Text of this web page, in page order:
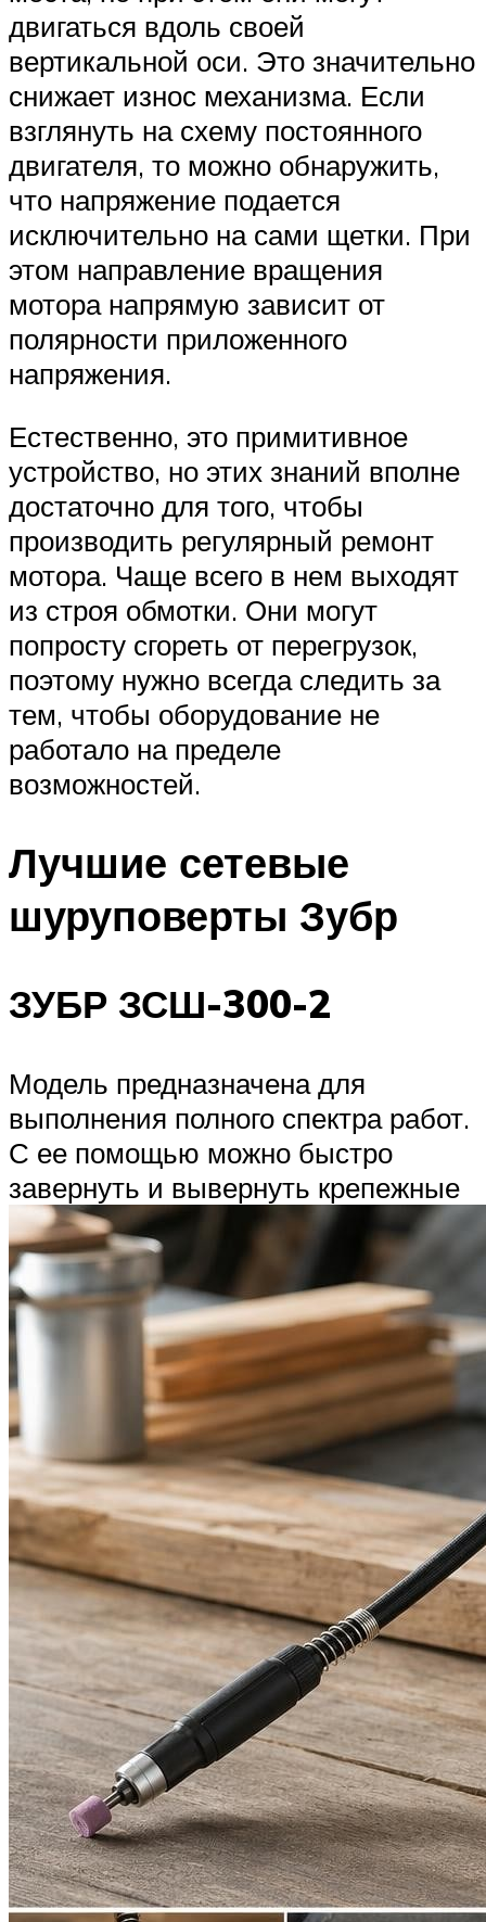
двигаться вдоль своей
вертикальной оси. Это значительно
снижает износ механизма. Если
взглянуть на схему постоянного
двигателя, то можно обнаружить,
что напряжение подается
исключительно на сами щетки. При
этом направление вращения
мотора напрямую зависит от
полярности приложенного
напряжения.
Естественно, это примитивное
устройство, но этих знаний вполне
достаточно для того, чтобы
производить регулярный ремонт
мотора. Чаще всего в нем выходят
из строя обмотки. Они могут
попросту сгореть от перегрузок,
поэтому нужно всегда следить за
тем, чтобы оборудование не
работало на пределе
возможностей.
Лучшие сетевые
шуруповерты Зубр
ЗУБР ЗСШ-300-2
Модель предназначена для
выполнения полного спектра работ.
С ее помощью можно быстро
завернуть и вывернуть крепежные